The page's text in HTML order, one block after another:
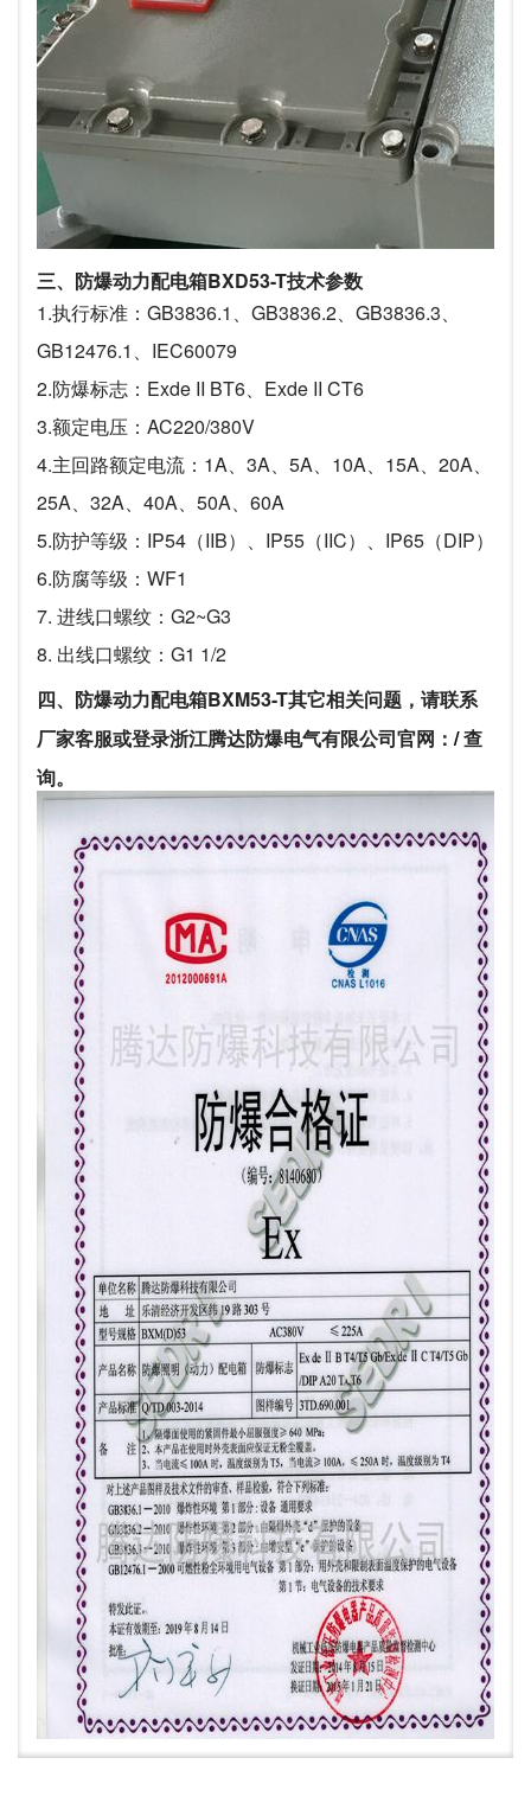
三、防爆动力配电箱BXD53-T技术参数
1.执行标准：GB3836.1、GB3836.2、GB3836.3、
GB12476.1、IEC60079
2.防爆标志：Exde II BT6、Exde II CT6
3.额定电压：AC220/380V
4.主回路额定电流：1A、3A、5A、10A、15A、20A、
25A、32A、40A、50A、60A
5.防护等级：IP54（IIB）、IP55（IIC）、IP65（DIP）
6.防腐等级：WF1
7. 进线口螺纹：G2~G3
8. 出线口螺纹：G1 1/2
四、防爆动力配电箱BXM53-T其它相关问题，请联系
厂家客服或登录浙江腾达防爆电气有限公司官网： /查
询。